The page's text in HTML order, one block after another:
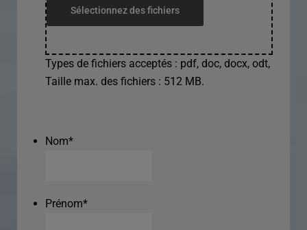
Sélectionnez des fichiers
Types de fichiers acceptés : pdf, doc, docx, odt,
Taille max. des fichiers : 512 MB.
Nom*
Prénom*